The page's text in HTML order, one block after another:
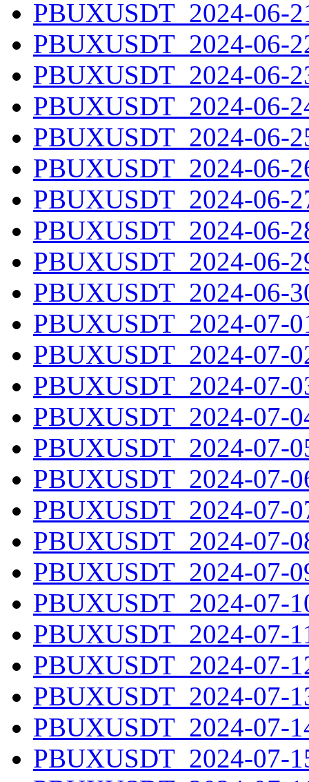
PBUXUSDT_2024-06-
PBUXUSDT_2024-06-
PBUXUSDT_2024-06-
PBUXUSDT_2024-06-
PBUXUSDT_2024-06-
PBUXUSDT_2024-06-
PBUXUSDT_2024-06-
PBUXUSDT_2024-06-
PBUXUSDT_2024-06-
PBUXUSDT_2024-06-
PBUXUSDT_2024-07-
PBUXUSDT_2024-07-
PBUXUSDT_2024-07-
PBUXUSDT_2024-07-
PBUXUSDT_2024-07-
PBUXUSDT_2024-07-
PBUXUSDT_2024-07-
PBUXUSDT_2024-07-
PBUXUSDT_2024-07-
PBUXUSDT_2024-07-
PBUXUSDT_2024-07-
PBUXUSDT_2024-07-
PBUXUSDT_2024-07-
PBUXUSDT_2024-07-
PBUXUSDT_2024-07-